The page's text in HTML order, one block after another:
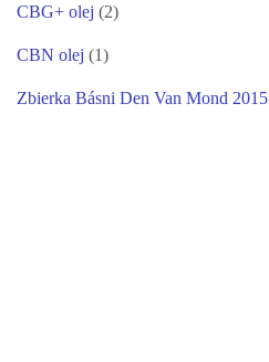
CBG+ olej (2)
CBN olej (1)
Zbierka Básni Den Van Mond 2015